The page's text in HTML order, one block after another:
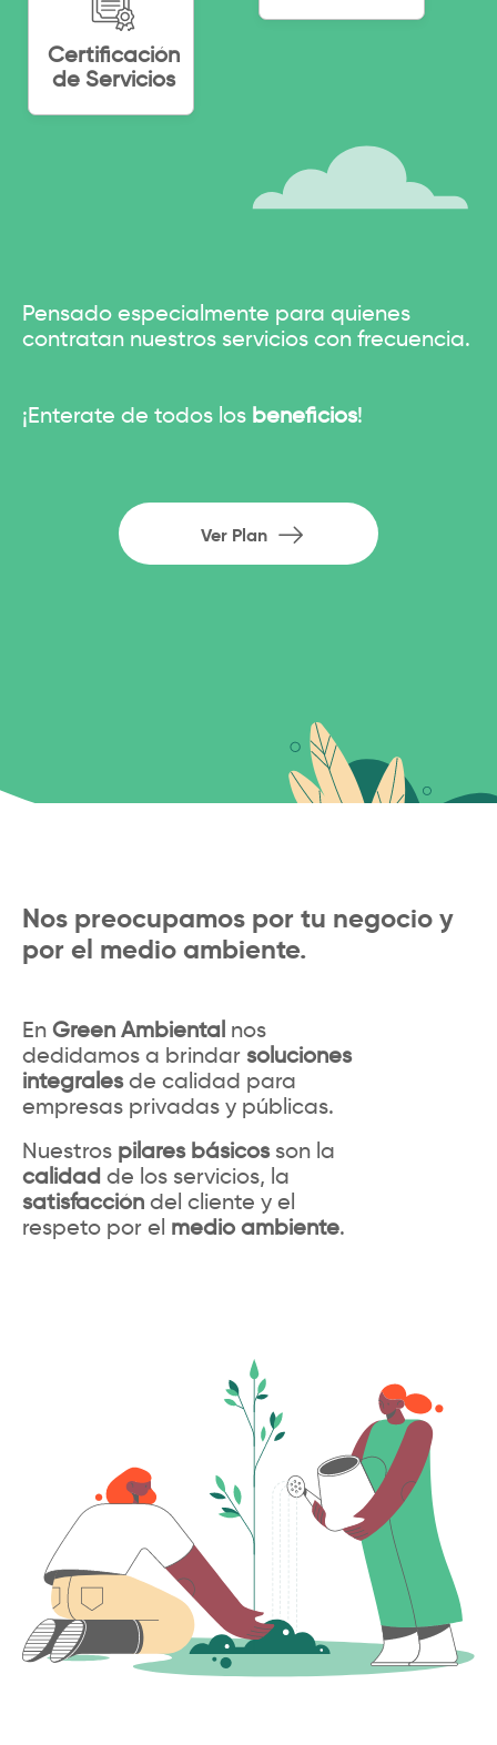
Certificación
de Servicios
Pensado especialmente para quienes
contratan nuestros servicios con frecuencia.
¡Enterate de todos los beneficios!
Ver Plan
Nos preocupamos por tu negocio y
por el medio ambiente.
En Green Ambiental nos
dedidamos a brindar soluciones
integralesde calidad para
empresas privadas y públicas.
Nuestros pilares básicosson la
calidad de los servicios, la
satisfacción del cliente y el
respeto por el medio ambiente.